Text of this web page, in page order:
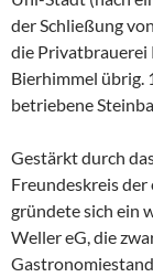
der Schließung
die Privatbrauerei
Bierhimmel übrig.
betriebene
Gestärkt durch
Freundeskreis
gründete sich ein
Weller eG, die